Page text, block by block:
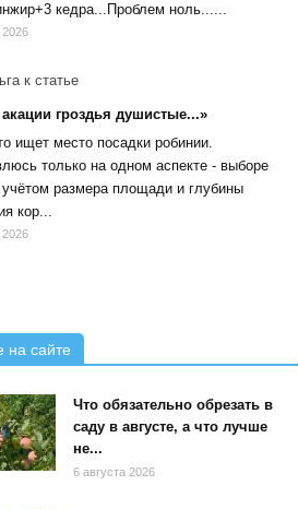
кедра...Проблем ноль......
2026
к статье
гроздья душистые...»
ищет место посадки робинии.
только на одном аспекте - выборе
размера площади и глубины
кор...
2026
на сайте
Что обязательно обрезать в
саду в августе, а что лучше
не...
6 августа 2026